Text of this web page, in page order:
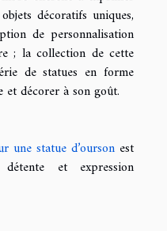
décoratifs uniques,
de personnalisation
; la collection de cette
de statues en forme
et décorer à son goût.
une statue d’oursonest
et expression